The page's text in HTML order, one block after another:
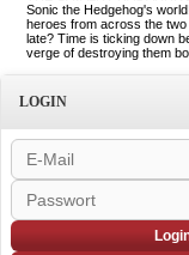
Sonic the Hedgehog's
heroes from across the
late? Time is ticking down
verge of destroying them
LOGIN